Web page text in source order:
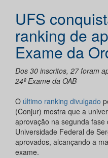
UFS
ranking de
Exame da
Dos 30 inscritos, 27 foram
24º Exame da OAB
O último ranking divulgado
(Conjur) mostra que a
aprovação na segunda fase
Universidade Federal de
aprovados, alcançando a
exame.